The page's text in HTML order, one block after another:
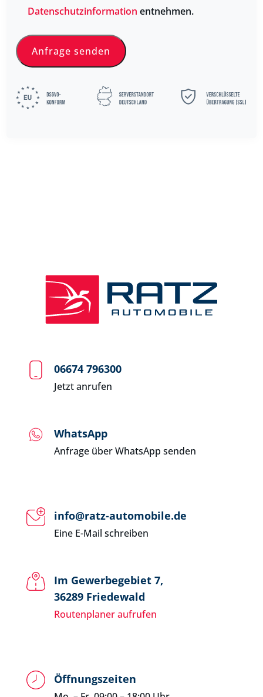
Datenschutzinformation entnehmen.
06674 796300
Jetzt anrufen
WhatsApp
Anfrage über WhatsApp senden
info@ratz-automobile.de
Eine E-Mail schreiben
Im Gewerbegebiet 7,
36289 Friedewald
Routenplaner aufrufen
Öffnungszeiten